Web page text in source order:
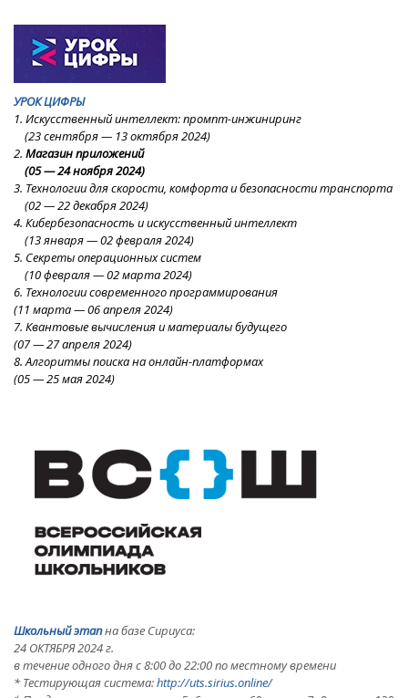
УРОК ЦИФРЫ
1. Искусственный интеллект: промпт-инжиниринг
(23сентября — 13 октября 2024)
2. Магазин приложений
(05—24ноября2024)
3. Технологии для скорости, комфорта и безопасности транспорта
(02—22декабря 2024)
4. Кибербезопасность и искусственный интеллект
(13 января—02 февраля 2024)
5. Секреты операционных систем
(10 февраля—02марта 2024)
6. Технологии современного программирования
(11 марта—06 апреля2024)
7. Квантовые вычисления и материалы будущего
(07—27 апреля2024)
8. Алгоритмы поиска на онлайн-платформах
(05—25 мая 2024)
Школьный этапна базе Сириуса:
24 ОКТЯБРЯ 2024 г.
в течение одного дня с 8:00 до 22:00 по местному времени
* Тестирующая система:http://uts.sirius.online/